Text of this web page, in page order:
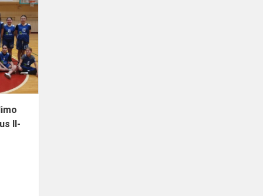
kvadrato
žaidimo
mergaičių
užėmus
II-
ąją...
II-